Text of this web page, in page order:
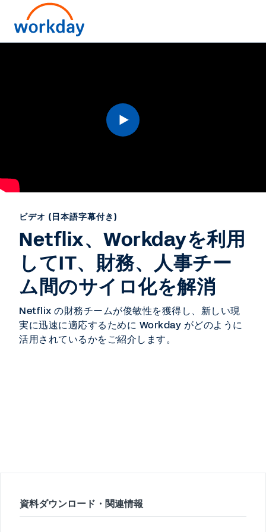
Play
ビデオ (日本語字幕付き)
Netflix、Workdayを利用
してIT、財務、人事チー
ム間のサイロ化を解消
Netflix の財務チームが俊敏性を獲得し、新しい現
実に迅速に適応するために Workday がどのように
活用されているかをご紹介します。
資料ダウンロード・関連情報